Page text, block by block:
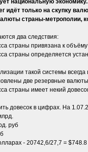
национальную экономику.
идёт только на скупку
страны-метрополии,
два следствия:
страны привязана к
страны определяется
такой системы
две резервные
страны имеет некий
довесок в цифрах. На
руб
- 20742,6/27,7 =